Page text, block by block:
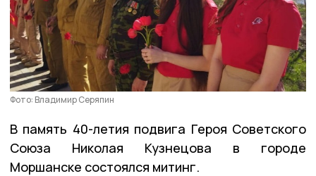
Фото: Владимир Серяпин
В память 40-летия подвига Героя Советского
Союза Николая Кузнецова в городе
Моршанске состоялся митинг.